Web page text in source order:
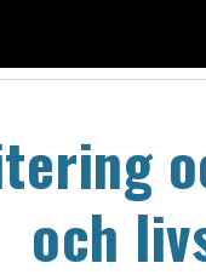
och